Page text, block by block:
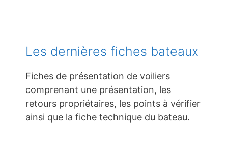
Les dernières fiches bateaux
Fiches de présentation de voiliers
comprenant une présentation, les
retours propriétaires, les points à vérifier
ainsi que la fiche technique du bateau.